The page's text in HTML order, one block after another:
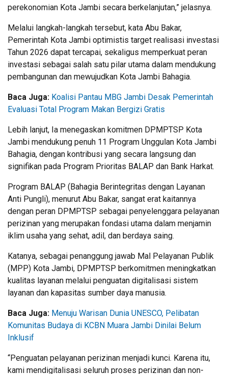
perekonomian Kota Jambi secara berkelanjutan,” jelasnya.
Melalui langkah-langkah tersebut, kata Abu Bakar,
Pemerintah Kota Jambi optimistis target realisasi investasi
Tahun 2026 dapat tercapai, sekaligus memperkuat peran
investasi sebagai salah satu pilar utama dalam mendukung
pembangunan dan mewujudkan Kota Jambi Bahagia.
Baca Juga: Koalisi Pantau MBG Jambi Desak Pemerintah
Evaluasi Total Program Makan Bergizi Gratis
Lebih lanjut, Ia menegaskan komitmen DPMPTSP Kota
Jambi mendukung penuh 11 Program Unggulan Kota Jambi
Bahagia, dengan kontribusi yang secara langsung dan
signifikan pada Program Prioritas BALAP dan Bank Harkat.
Program BALAP (Bahagia Berintegritas dengan Layanan
Anti Pungli), menurut Abu Bakar, sangat erat kaitannya
dengan peran DPMPTSP sebagai penyelenggara pelayanan
perizinan yang merupakan fondasi utama dalam menjamin
iklim usaha yang sehat, adil, dan berdaya saing.
Katanya, sebagai penanggung jawab Mal Pelayanan Publik
(MPP) Kota Jambi, DPMPTSP berkomitmen meningkatkan
kualitas layanan melalui penguatan digitalisasi sistem
layanan dan kapasitas sumber daya manusia.
Baca Juga: Menuju Warisan Dunia UNESCO, Pelibatan
Komunitas Budaya di KCBN Muara Jambi Dinilai Belum
Inklusif
“Penguatan pelayanan perizinan menjadi kunci. Karena itu,
kami mendigitalisasi seluruh proses perizinan dan non-